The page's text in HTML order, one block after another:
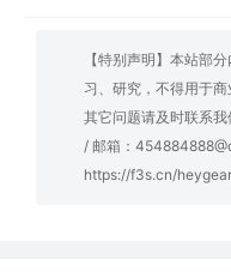
【特别声明】本站部
习、研究，不得用于
其它问题请及时联系
/ 邮箱：
https://f3s.cn/